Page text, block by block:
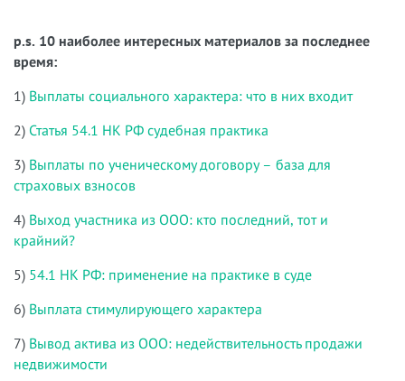
p.s. 10 наиболее интересных материалов за последнее
время:
1) Выплаты социального характера: что в них входит
2) Статья 54.1 НК РФ судебная практика
3) Выплаты по ученическому договору – база для
страховых взносов
4) Выход участника из ООО: кто последний, тот и
крайний?
5) 54.1 НК РФ: применение на практике в суде
6) Выплата стимулирующего характера
7) Вывод актива из ООО: недействительность продажи
недвижимости